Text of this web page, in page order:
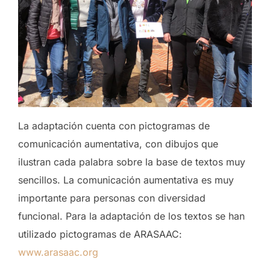
La adaptación cuenta con pictogramas de
comunicación aumentativa, con dibujos que
ilustran cada palabra sobre la base de textos muy
sencillos. La comunicación aumentativa es muy
importante para personas con diversidad
funcional. Para la adaptación de los textos se han
utilizado pictogramas de ARASAAC:
www.arasaac.org